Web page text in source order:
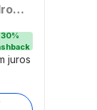
30%
juros